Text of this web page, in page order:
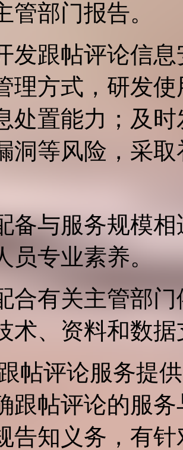
管部门报告。
发跟帖评论信
理方式，研发
处置能力；及
洞等风险，采
备与服务规模
员专业素养。
合有关主管部
术、资料和数
帖评论服务提
跟帖评论的服
告知义务，有